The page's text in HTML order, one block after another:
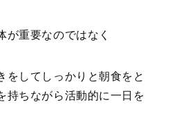
が重要なのではなく
をしてしっかりと朝食をと
持ちながら活動的に一日を